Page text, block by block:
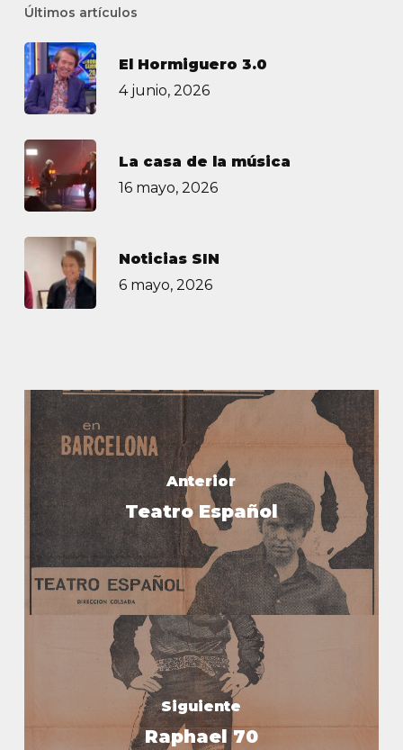
Últimos artículos
El Hormiguero 3.0
4 junio, 2026
La casa de la música
16 mayo, 2026
Noticias SIN
6 mayo, 2026
Anterior
Teatro Español
Siguiente
Raphael 70